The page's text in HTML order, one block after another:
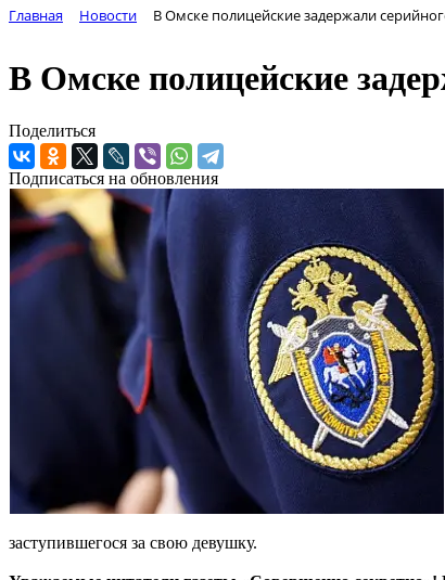
Главная Новости В Омске полицейские задержали
В Омске полицейские
Поделиться
Подписаться на обновления
заступившегося за свою девушку.